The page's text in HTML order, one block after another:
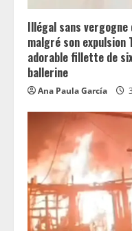
Illégal sans
malgré son
adorable fillette de
ballerine
Ana Paula García